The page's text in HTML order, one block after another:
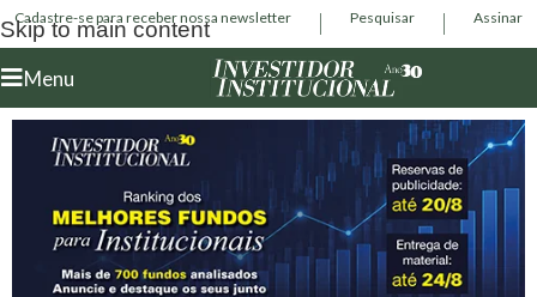
Skip to main content
Cadastre-se para receber nossa newsletter Pesquisar Assinar
Menu